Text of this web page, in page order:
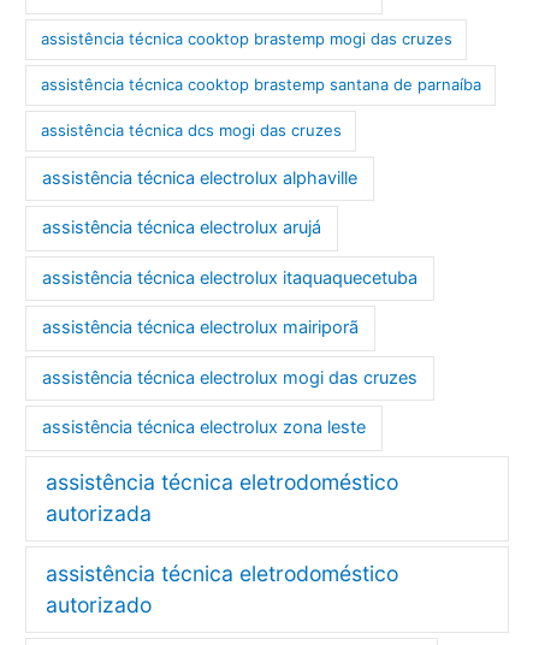
assistência técnica cooktop brastemp mogi das cruzes
assistência técnica cooktop brastemp santana de parnaíba
assistência técnica dcs mogi das cruzes
assistência técnica electrolux alphaville
assistência técnica electrolux arujá
assistência técnica electrolux itaquaquecetuba
assistência técnica electrolux mairiporã
assistência técnica electrolux mogi das cruzes
assistência técnica electrolux zona leste
assistência técnica eletrodoméstico
autorizada
assistência técnica eletrodoméstico
autorizado